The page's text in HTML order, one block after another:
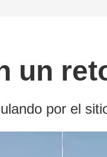
un
por el